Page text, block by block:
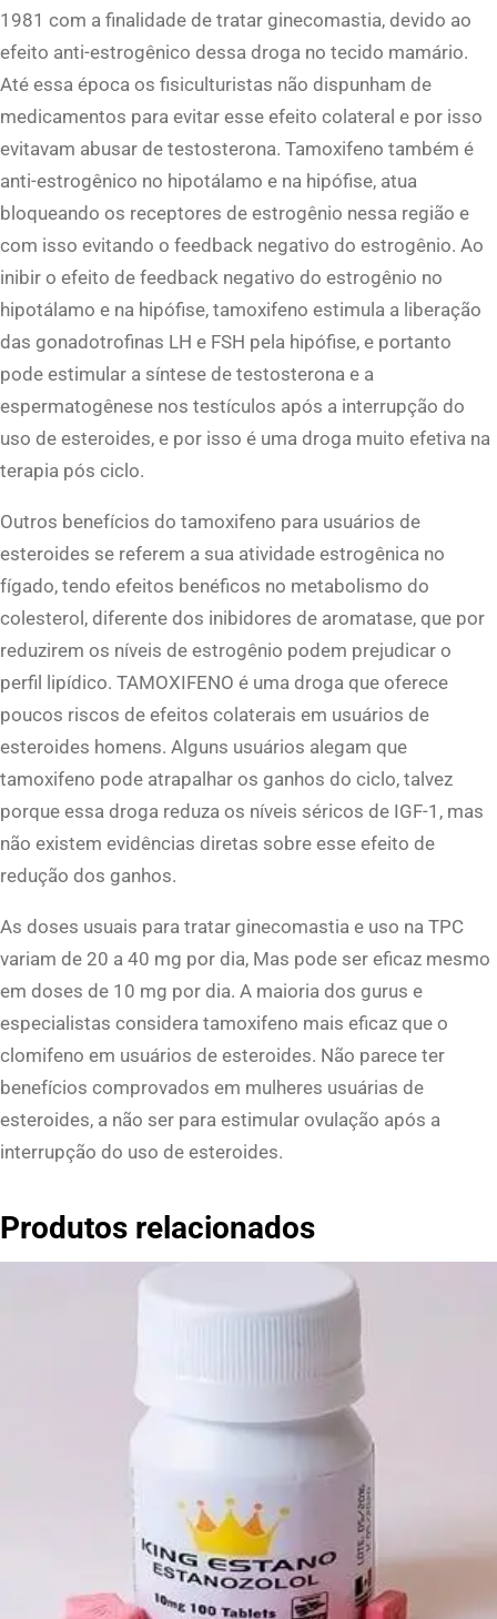
1981 com a finalidade de tratar ginecomastia, devido ao
efeito anti-estrogênico dessa droga no tecido mamário.
Até essa época os fisiculturistas não dispunham de
medicamentos para evitar esse efeito colateral e por isso
evitavam abusar de testosterona. Tamoxifeno também é
anti-estrogênico no hipotálamo e na hipófise, atua
bloqueando os receptores de estrogênio nessa região e
com isso evitando o feedback negativo do estrogênio. Ao
inibir o efeito de feedback negativo do estrogênio no
hipotálamo e na hipófise, tamoxifeno estimula a liberação
das gonadotrofinas LH e FSH pela hipófise, e portanto
pode estimular a síntese de testosterona e a
espermatogênese nos testículos após a interrupção do
uso de esteroides, e por isso é uma droga muito efetiva na
terapia pós ciclo.
Outros benefícios do tamoxifeno para usuários de
esteroides se referem a sua atividade estrogênica no
fígado, tendo efeitos benéficos no metabolismo do
colesterol, diferente dos inibidores de aromatase, que por
reduzirem os níveis de estrogênio podem prejudicar o
perfil lipídico. TAMOXIFENO é uma droga que oferece
poucos riscos de efeitos colaterais em usuários de
esteroides homens. Alguns usuários alegam que
tamoxifeno pode atrapalhar os ganhos do ciclo, talvez
porque essa droga reduza os níveis séricos de IGF-1, mas
não existem evidências diretas sobre esse efeito de
redução dos ganhos.
As doses usuais para tratar ginecomastia e uso na TPC
variam de 20 a 40 mg por dia, Mas pode ser eficaz mesmo
em doses de 10 mg por dia. A maioria dos gurus e
especialistas considera tamoxifeno mais eficaz que o
clomifeno em usuários de esteroides. Não parece ter
benefícios comprovados em mulheres usuárias de
esteroides, a não ser para estimular ovulação após a
interrupção do uso de esteroides.
Produtos relacionados